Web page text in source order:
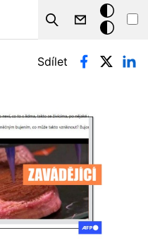
Search
Tmavý
režim
Sdílet